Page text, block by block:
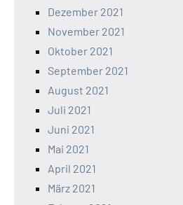
Dezember 2021
November 2021
Oktober 2021
September 2021
August 2021
Juli 2021
Juni 2021
Mai 2021
April 2021
März 2021